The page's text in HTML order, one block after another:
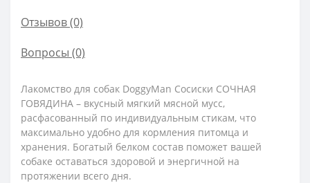
Отзывов (0)
Вопросы (0)
Лакомство для собак DoggyMan Cосиски СОЧНАЯ
ГОВЯДИНА – вкусный мягкий мясной мусс,
расфасованный по индивидуальным стикам, что
максимально удобно для кормления питомца и
хранения. Богатый белком состав поможет вашей
собаке оставаться здоровой и энергичной на
протяжении всего дня.